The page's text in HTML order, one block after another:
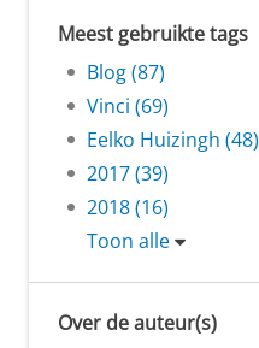
Meest gebruikte tags
Blog (87)
Vinci (69)
Eelko Huizingh (48)
2017 (39)
2018 (16)
Toon alle
Over de auteur(s)